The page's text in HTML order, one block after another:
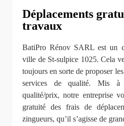
Déplacements
travaux
BatiPro Rénov SARL est un
ville de St-sulpice 1025. Cela
toujours en sorte de proposer
services de qualité. Mis
qualité/prix, notre entreprise
gratuité des frais de
zingueurs, qu’il s’agisse de